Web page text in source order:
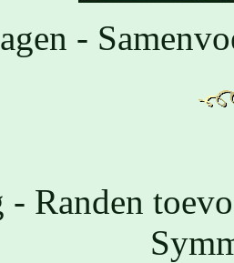
-
Randen